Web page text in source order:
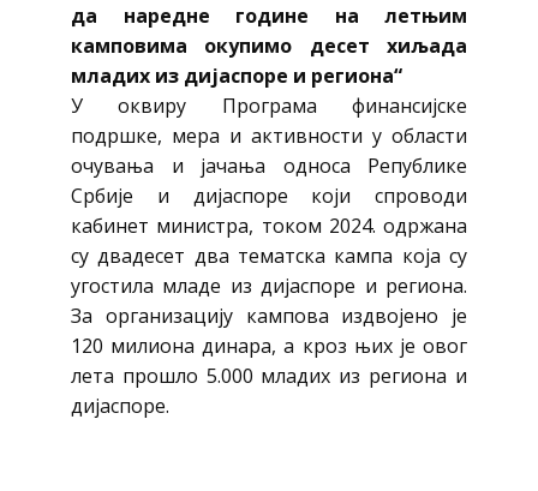
да наредне године на летњим
камповима окупимо десет хиљада
младих из дијаспоре и региона“
У оквиру Програма финансијске
подршке, мера и активности у области
очувања и јачања односа Републике
Србије и дијаспоре који спроводи
кабинет министра, током 2024. одржана
су двадесет два тематска кампа која су
угостила младе из дијаспоре и региона.
За организацију кампова издвојено је
120 милиона динара, а кроз њих је овог
лета прошло 5.000 младих из региона и
дијаспоре.